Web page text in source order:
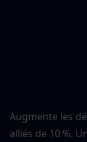
Augmente les
alliés de 10 %.